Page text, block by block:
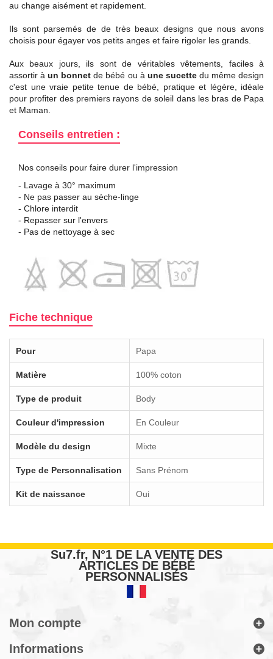
au change aisément et rapidement.
Ils sont parsemés de de très beaux designs que nous avons
choisis pour égayer vos petits anges et faire rigoler les grands.
Aux beaux jours, ils sont de véritables vêtements, faciles à
assortir àun bonnet de bébé ou à une sucettedu même design
c'est une vraie petite tenue de bébé, pratique et légère, idéale
pour profiter des premiers rayons de soleil dans les bras de Papa
et Maman.
Conseils entretien :
Nos conseils pour faire durer l'impression
- Lavage à 30° maximum
- Ne pas passer au sèche-linge
- Chlore interdit
- Repasser sur l'envers
- Pas de nettoyage à sec
Fiche technique
Pour Papa
Matière 100% coton
Type de produit Body
Couleur d'impression En Couleur
Modèle du design Mixte
Type de Personnalisation Sans Prénom
Kit de naissance Oui
Su7.fr, N°1 DE LA VENTE DES
ARTICLES DE BÉBÉ
PERSONNALISÉS
Mon compte
Informations